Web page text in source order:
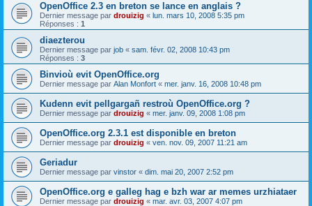
OpenOffice 2.3 en breton se lance en anglais ?
Dernier message par drouizig « lun. mars 10, 2008 5:35 pm
Réponses : 1
diaezterou
Dernier message par job « sam. févr. 02, 2008 10:43 pm
Réponses : 3
Binvioù evit OpenOffice.org
Dernier message par Alan Monfort « mer. janv. 16, 2008 10:48 pm
Kudenn evit pellgargañ restroù OpenOffice.org ?
Dernier message par drouizig « mer. janv. 09, 2008 1:08 pm
OpenOffice.org 2.3.1 est disponible en breton
Dernier message par drouizig « ven. nov. 09, 2007 11:21 am
Geriadur
Dernier message par vinstor « dim. mai 20, 2007 2:52 pm
OpenOffice.org e galleg hag e bzh war ar memes urzhiataer
Dernier message par drouizig « mar. avr. 03, 2007 4:07 pm